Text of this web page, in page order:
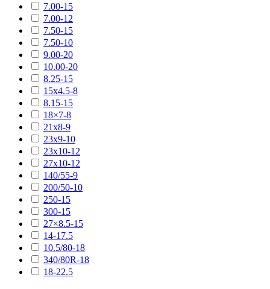
7.00-15
7.00-12
7.50-15
7.50-10
9.00-20
10.00-20
8.25-15
15х4.5-8
8.15-15
18×7-8
21х8-9
23х9-10
23х10-12
27х10-12
140/55-9
200/50-10
250-15
300-15
27×8.5-15
14-17.5
10.5/80-18
340/80R-18
18-22.5